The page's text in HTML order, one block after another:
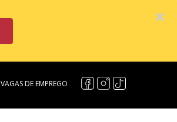
VAGAS DE EMPREGO